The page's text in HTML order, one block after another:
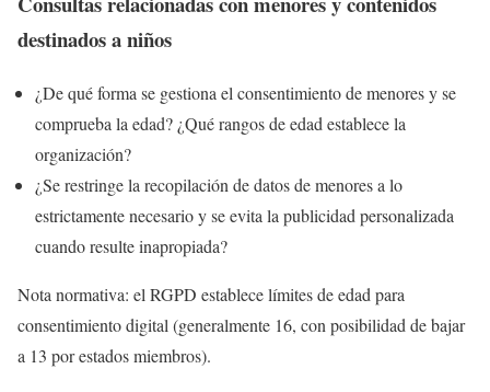
destinados a niños
¿De qué forma se gestiona el consentimiento de menores y se
comprueba la edad? ¿Qué rangos de edad establece la
organización?
¿Se restringe la recopilación de datos de menores a lo
estrictamente necesario y se evita la publicidad personalizada
cuando resulte inapropiada?
Nota normativa: el RGPD establece límites de edad para
consentimiento digital (generalmente 16, con posibilidad de bajar
a 13 por estados miembros).